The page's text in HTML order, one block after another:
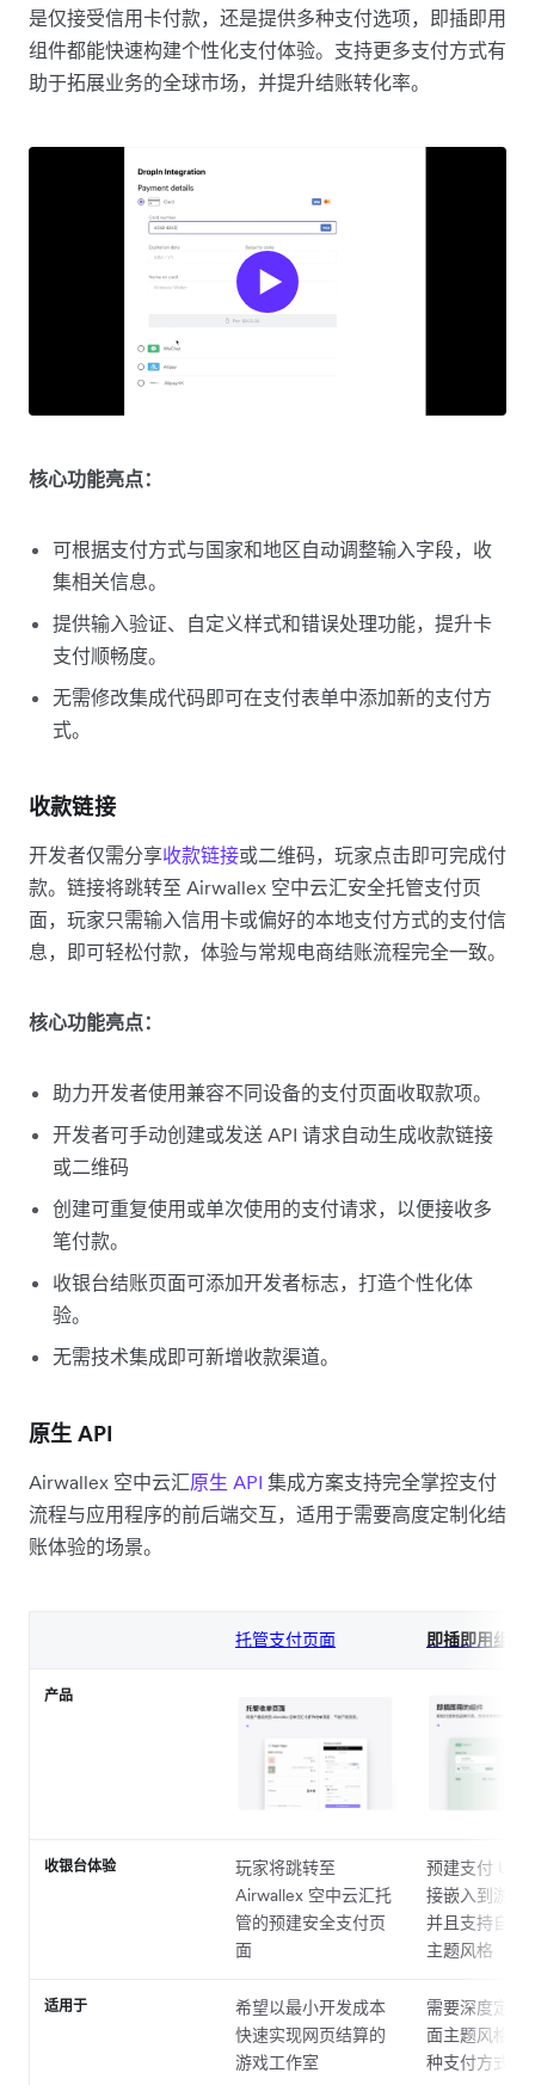
是仅接受信用卡付款，还是提供多种支付选项，即插即用
组件都能快速构建个性化支付体验。支持更多支付方式有
助于拓展业务的全球市场，并提升结账转化率。
核心功能亮点：
可根据支付方式与国家和地区自动调整输入字段，收
集相关信息。
提供输入验证、自定义样式和错误处理功能，提升卡
支付顺畅度。
无需修改集成代码即可在支付表单中添加新的支付方
式。
收款链接
开发者仅需分享收款链接或二维码，玩家点击即可完成付
款。链接将跳转至 Airwallex 空中云汇安全托管支付页
面，玩家只需输入信用卡或偏好的本地支付方式的支付信
息，即可轻松付款，体验与常规电商结账流程完全一致。
核心功能亮点：
助力开发者使用兼容不同设备的支付页面收取款项。
开发者可手动创建或发送 API 请求自动生成收款链接
或二维码
创建可重复使用或单次使用的支付请求，以便接收多
笔付款。
收银台结账页面可添加开发者标志，打造个性化体
验。
无需技术集成即可新增收款渠道。
原生 API
​​Airwallex 空中云汇原生 API 集成方案​支持完全掌控支付
流程与应用程序的前后端交互​，适用于需要高度定制化结
账体验的场景。
托管支付页面 即插即用组件
产品
收银台体验
玩家将跳转至
Airwallex 空中云汇托
管的预建安全支付页
面
预建支付 UI
接嵌入到游戏
并且支持自定
主题风格
适用于
希望以最小开发成本
快速实现网页结算的
游戏工作室
需要深度定制
面主题风格并
种支付方式的